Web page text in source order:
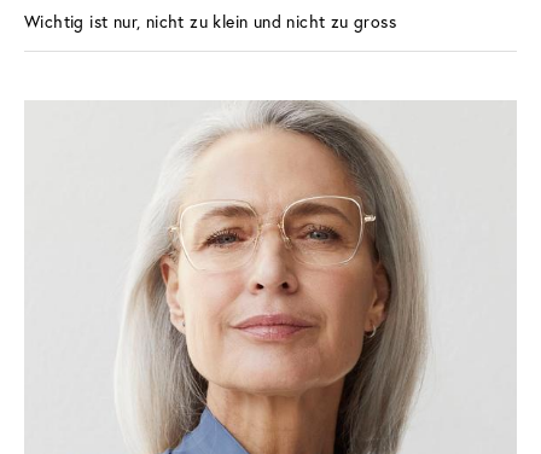
Wichtig ist nur, nicht zu klein und nicht zu gross